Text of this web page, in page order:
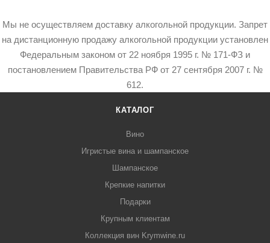
Мы не осуществляем доставку алкогольной продукции. Запрет
на дистанционную продажу алкогольной продукции установлен
Федеральным законом от 22 ноября 1995 г. № 171-ФЗ и
постановлением Правительства РФ от 27 сентября 2007 г. №
612.
КАТАЛОГ
Вино
Игристые вина и шампанское
Шампанское
Крепкие напитки
Подарки
Крупным клиентам
Коллекция вин Krymwine.ru